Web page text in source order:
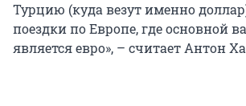
Турцию (куда везут именно
поездки по Европе, где основной
является евро», – считает Антон